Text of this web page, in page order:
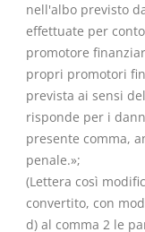
nell'albo previsto
effettuate per
promotore
propri promotori
prevista ai sensi
risponde per i
presente comma,
penale.»;
(Lettera così
convertito, con
d) al comma 2 le